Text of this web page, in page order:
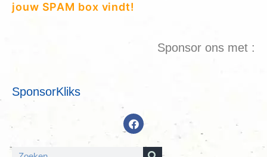
jouw SPAM box vindt!
Sponsor ons met :
SponsorKliks